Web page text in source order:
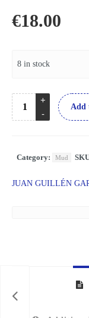
€18.00
8 in stock
Add
Category: Mud
JUAN GUILLÉN